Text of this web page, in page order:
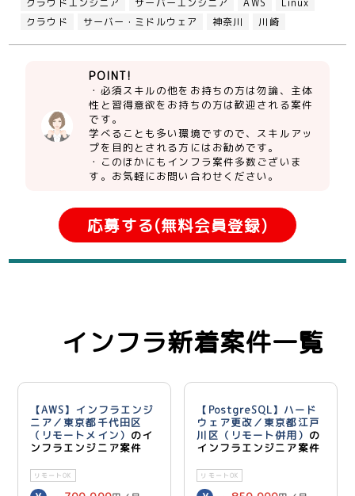
クラウドエンジニア サーバーエンジニア AWS
Linux
クラウド
サーバー・ミドルウェア 神奈川 川崎
POINT!
・必須スキルの他をお持ちの方は勿論、主体
性と習得意欲をお持ちの方は歓迎される案件
です。
学べることも多い環境ですので、スキルアッ
プを目的とされる方にはお勧めです。
・このほかにもインフラ案件多数ございま
す。お気軽にお問い合わせください。
応募する(無料会員登録)
インフラ新着案件一覧
【AWS】インフラエンジ
ニア／東京都千代田区
（リモートメイン） のイ
ンフラエンジニア案件
リモートOK
【PostgreSQL】ハード
ウェア更改／東京都江戸
川区（リモート併用） の
インフラエンジニア案件
リモートOK